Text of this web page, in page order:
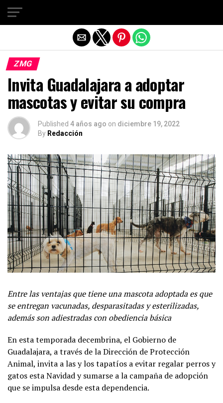
ZMG
Invita Guadalajara a adoptar
mascotas y evitar su compra
Published 4 años ago on diciembre 19, 2022
By Redacción
Entre las ventajas que tiene una mascota adoptada es que
se entregan vacunadas, desparasitadas y esterilizadas,
además son adiestradas con obediencia básica
En esta temporada decembrina, el Gobierno de
Guadalajara, a través de la Dirección de Protección
Animal, invita a las y los tapatíos a evitar regalar perros y
gatos esta Navidad y sumarse a la campaña de adopción
que se impulsa desde esta dependencia.